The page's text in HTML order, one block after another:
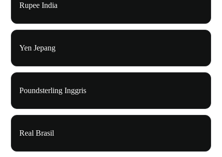
Rupee India
Yen Jepang
Poundsterling Inggris
Real Brasil